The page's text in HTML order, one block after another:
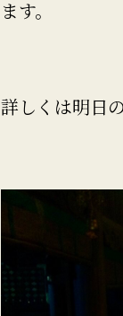
ます。
詳しくは明日